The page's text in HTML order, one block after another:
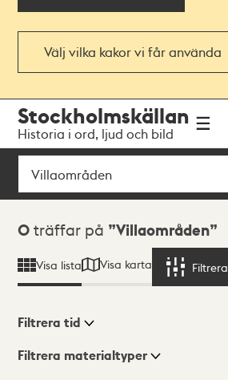
Välj vilka kakor vi får använda
navigationen
huvudinnehållet
Stockholmskällan
Historia i ord, ljud och bild
Sök
Sökresultat
0 träffar på Villaområden
Visa lista Visa karta Filtrera
Visningsläge
Filtrera tid
Filtrera materialtyper